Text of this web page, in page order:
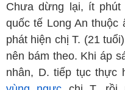
Chưa dừng lại, ít
quốc tế Long An thuộc
phát hiện chị T. (21
nên bám theo. Khi áp
nhân, D. tiếp tục thực